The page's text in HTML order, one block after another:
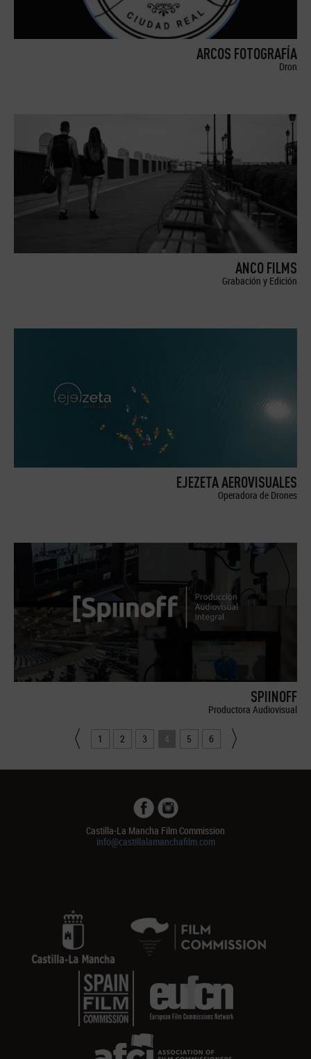
ARCOS FOTOGRAFÍA
Dron
ANCO FILMS
Grabación y Edición
EJEZETA AEROVISUALES
Operadora de Drones
SPIINOFF
Productora Audiovisual
1 2 3 4 5 6
Castilla-La Mancha Film Commission
info@castillalamanchafilm.com